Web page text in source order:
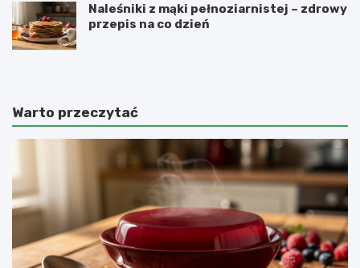
Naleśniki z mąki pełnoziarnistej – zdrowy
przepis na co dzień
Warto przeczytać